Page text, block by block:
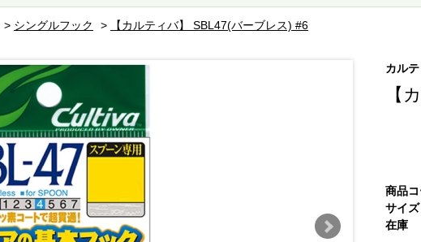
> シングルフック > 【カルティバ】 SBL47(バーブレス) #6
カル
【
商品
サイズ
在庫